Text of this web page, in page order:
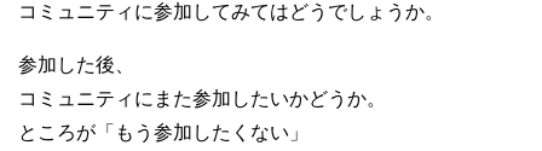
コミュニティに参加してみてはどうでしょうか。
参加した後、
コミュニティにまた参加したいかどうか。
ところが「もう参加したくない」